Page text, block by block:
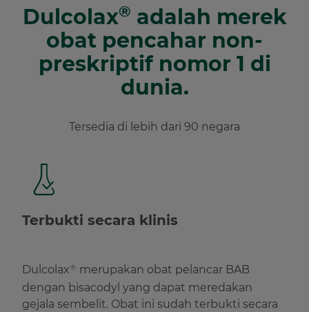
Dulcolax® adalah merek
obat pencahar non-
preskriptif nomor 1 di
dunia.
Tersedia di lebih dari 90 negara
Terbukti secara klinis
Dulcolax®
merupakan obat pelancar BAB
dengan bisacodyl yang dapat meredakan
gejala sembelit. Obat ini sudah terbukti secara